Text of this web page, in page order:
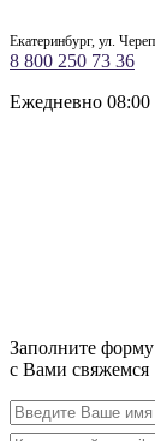
Екатеринбург, ул.
8 800 250 73 36
Ежедневно 08:00
Заполните
с Вами свяжемся